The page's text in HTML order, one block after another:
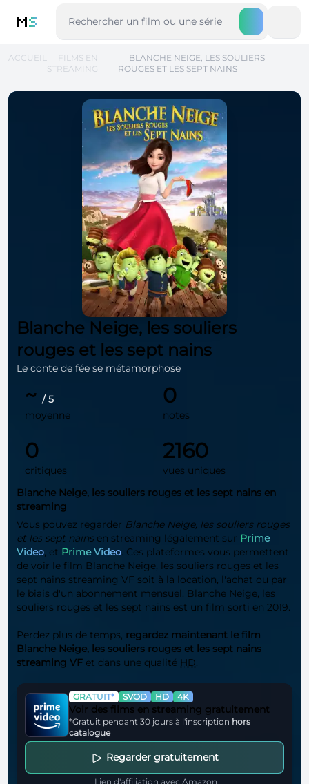
MS
ACCUEIL
FILMS EN
STREAMING
BLANCHE NEIGE, LES SOULIERS
ROUGES ET LES SEPT NAINS
Blanche Neige, les souliers
rouges et les sept nains
Le conte de fée se métamorphose
~ / 5
moyenne
0
notes
0
critiques
2160
vues uniques
Blanche Neige, les souliers rouges et les sept nains en
streaming
Vous pouvez regarder Blanche Neige, les souliers rouges
et les sept nainsen streaming légalement sur Prime
Video, et Prime Video. Ces plateformes vous permettent
de voir le film Blanche Neige, les souliers rouges et les
sept nains streaming VF soit à la location, l'achat ou par
le biais d'un abonnement mensuel. Blanche Neige, les
souliers rouges et les sept nains est un film sorti en 2019.
Perdez plus de temps, regardez maintenant le film
Blanche Neige, les souliers rouges et les sept nains
streaming VF et dans une qualité HD.
GRATUIT* SVOD HD 4K
Voir des films en streaming gratuitement
*Gratuit pendant 30 jours à l'inscription hors
catalogue
Regarder gratuitement
Lien d'affiliation avec Amazon